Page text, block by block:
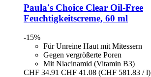
Paula's Choice Clear Oil-​Free
Feuchtigkeitscreme, 60 ml
-15%
Für Unreine Haut mit Mitessern
Gegen vergrößerte Poren
Mit Niacinamid (Vitamin B3)
CHF 34.91 CHF 41.08 (CHF 581.83 / l)